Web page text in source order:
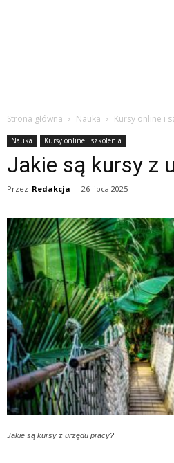
Strona główna Nauka Kursy online i
Nauka Kursy online i szkolenia
Jakie są kursy z
Przez Redakcja - 26 lipca 2025
Jakie są kursy z urzędu pracy?